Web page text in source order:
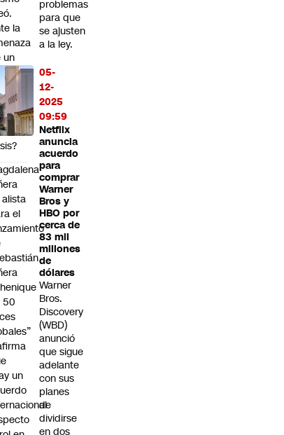
problemas
para que
se ajusten
a la ley.
05-
12-
2025
09:59
Netflix
anuncia
acuerdo
para
comprar
Warner
Bros y
HBO por
cerca de
83 mil
millones
de
dólares
Warner
Bros.
Discovery
(WBD)
anunció
que sigue
adelante
con sus
planes
de
dividirse
en dos
la
un
alista
el
50
un